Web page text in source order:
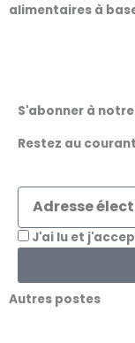
alimentaires à
S'abonner à
Restez au
Adresse
électronique
Acceptation
J'ai lu et
Autres postes